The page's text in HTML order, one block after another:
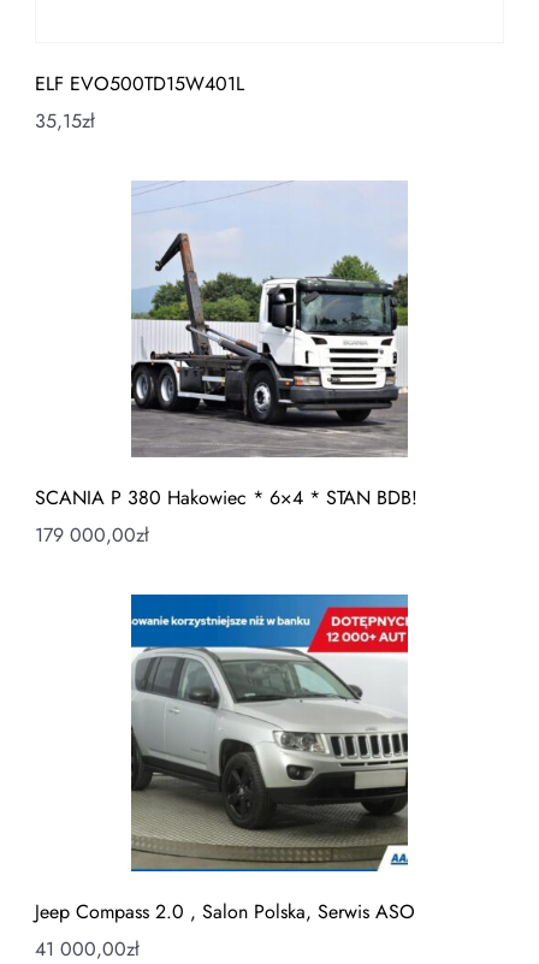
ELF EVO500TD15W401L
35,15zł
SCANIA P 380 Hakowiec * 6×4 * STAN BDB!
179 000,00zł
Jeep Compass 2.0 , Salon Polska, Serwis ASO
41 000,00zł